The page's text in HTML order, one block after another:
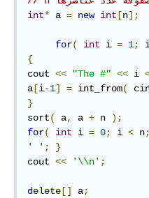
int* a = new int [n];
for( int i = 1;
{
cout << "The #" << i
a [i-1] = int_from(
}
sort( a, a + n
);
for( int i = 0; i < n;
' ' ;
}
cout << '\\n' ;
delete [] a;